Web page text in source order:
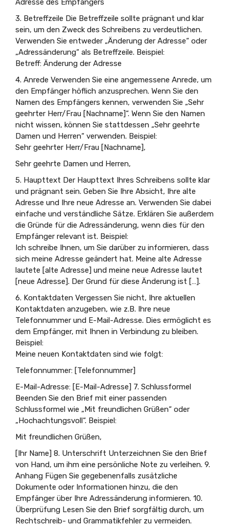
Adresse des Empfängers
3. Betreffzeile Die Betreffzeile sollte prägnant und klar
sein, um den Zweck des Schreibens zu verdeutlichen.
Verwenden Sie entweder „Änderung der Adresse“ oder
„Adressänderung“ als Betreffzeile. Beispiel:
Betreff: Änderung der Adresse
4. Anrede Verwenden Sie eine angemessene Anrede, um
den Empfänger höflich anzusprechen. Wenn Sie den
Namen des Empfängers kennen, verwenden Sie „Sehr
geehrter Herr/Frau [Nachname]“. Wenn Sie den Namen
nicht wissen, können Sie stattdessen „Sehr geehrte
Damen und Herren“ verwenden. Beispiel:
Sehr geehrter Herr/Frau [Nachname],
Sehr geehrte Damen und Herren,
5. Haupttext Der Haupttext Ihres Schreibens sollte klar
und prägnant sein. Geben Sie Ihre Absicht, Ihre alte
Adresse und Ihre neue Adresse an. Verwenden Sie dabei
einfache und verständliche Sätze. Erklären Sie außerdem
die Gründe für die Adressänderung, wenn dies für den
Empfänger relevant ist. Beispiel:
Ich schreibe Ihnen, um Sie darüber zu informieren, dass
sich meine Adresse geändert hat. Meine alte Adresse
lautete [alte Adresse] und meine neue Adresse lautet
[neue Adresse]. Der Grund für diese Änderung ist […].
6. Kontaktdaten Vergessen Sie nicht, Ihre aktuellen
Kontaktdaten anzugeben, wie z.B. Ihre neue
Telefonnummer und E-Mail-Adresse. Dies ermöglicht es
dem Empfänger, mit Ihnen in Verbindung zu bleiben.
Beispiel:
Meine neuen Kontaktdaten sind wie folgt:
Telefonnummer: [Telefonnummer]
E-Mail-Adresse: [E-Mail-Adresse] 7. Schlussformel
Beenden Sie den Brief mit einer passenden
Schlussformel wie „Mit freundlichen Grüßen“ oder
„Hochachtungsvoll“. Beispiel:
Mit freundlichen Grüßen,
[Ihr Name] 8. Unterschrift Unterzeichnen Sie den Brief
von Hand, um ihm eine persönliche Note zu verleihen. 9.
Anhang Fügen Sie gegebenenfalls zusätzliche
Dokumente oder Informationen hinzu, die den
Empfänger über Ihre Adressänderung informieren. 10.
Überprüfung Lesen Sie den Brief sorgfältig durch, um
Rechtschreib- und Grammatikfehler zu vermeiden.